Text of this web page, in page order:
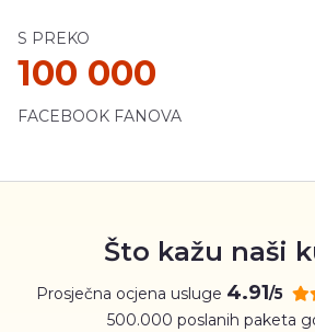
S PREKO
100 000
FACEBOOK FANOVA
Što kažu naši
Prosječna ocjena usluge 4.91/5
500.000 poslanih paketa